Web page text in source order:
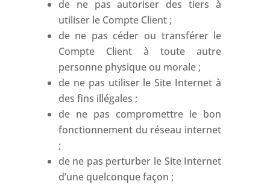
de ne pas autoriser des tiers à
utiliser le Compte Client ;
de ne pas céder ou transférer le
Compte Client à toute autre
personne physique ou morale ;
de ne pas utiliser le Site Internet à
des fins illégales ;
de ne pas compromettre le bon
fonctionnement du réseau internet
;
de ne pas perturber le Site Internet
d’une quelconque façon ;